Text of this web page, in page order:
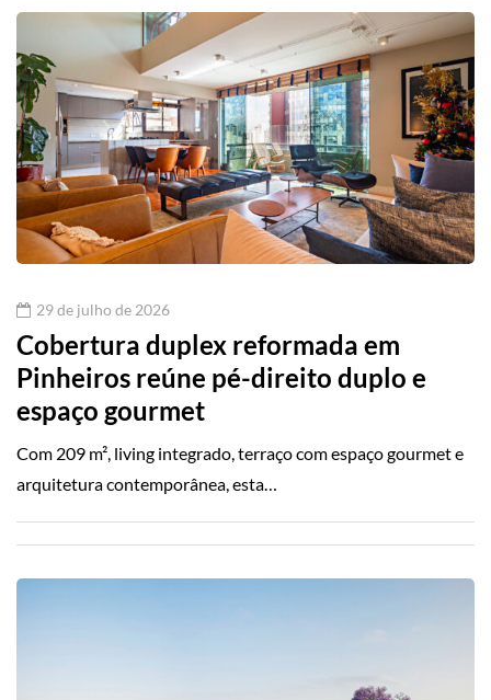
29 de julho de 2026
Cobertura duplex reformada em
Pinheiros reúne pé-direito duplo e
espaço gourmet
Com 209 m², living integrado, terraço com espaço gourmet e
arquitetura contemporânea, esta…